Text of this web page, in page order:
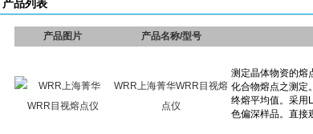
产品列表
产品图片 产品名称/型号
WRR上海菁华WRR目视熔
点仪